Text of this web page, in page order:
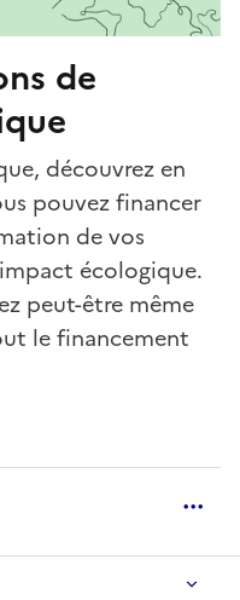
de
découvrez en
pouvez financer
de vos
écologique.
peut-être même
le financement